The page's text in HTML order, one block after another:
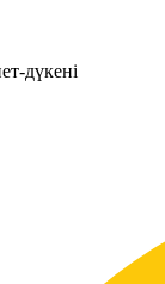
дүкені